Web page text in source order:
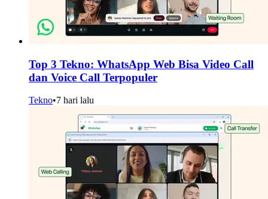
Top 3 Tekno: WhatsApp Web Bisa Video Call
dan Voice Call Terpopuler
Tekno•7 hari lalu